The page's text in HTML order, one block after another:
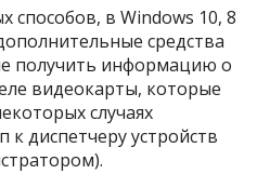
в Windows 10, 8
средства
получить информацию о
видеокарты, которые
случаях
к диспетчеру устройств